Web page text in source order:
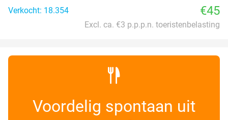
Verkocht: 18.354
€45
Excl. ca. €3 p.p.p.n. toeristenbelasting
Voordelig spontaan uit